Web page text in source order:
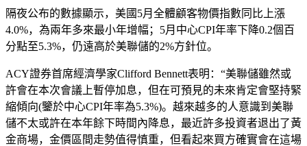
隔夜公布的數據顯示，美國5月全體顧客物價指數同比上漲
4.0%，為兩年多來最小年增幅；5月中心CPI年率下降0.2個百
分點至5.3%，仍遠高於美聯儲的2%方針位。
ACY證券首席經濟學家Clifford Bennett表明：“美聯儲雖然或
許會在本次會議上暫停加息，但在可預見的未來肯定會堅持緊
縮傾向(鑒於中心CPI年率為5.3%)。越來越多的人意識到美聯
儲不太或許在本年餘下時間內降息，最近許多投資者退出了黃
金商場，金價區間走勢值得慎重，但看起來買方確實會在這場